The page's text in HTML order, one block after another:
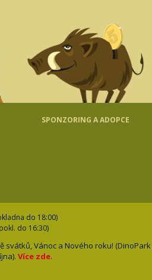
SPONZORING A ADOPCE
do 18:00)
do 16:30)
svátků, Vánoc a Nového roku! (DinoPark
Více zde.